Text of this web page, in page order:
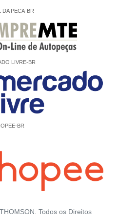
DA PECA-BR
LIVRE-BR
BR
Todos os Direitos